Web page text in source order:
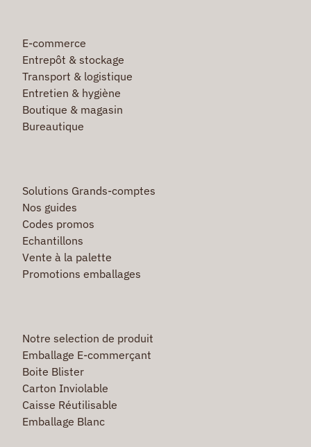
E-commerce
Entrepôt & stockage
Transport & logistique
Entretien & hygiène
Boutique & magasin
Bureautique
Solutions Grands-comptes
Nos guides
Codes promos
Echantillons
Vente à la palette
Promotions emballages
Notre selection de produit
Emballage E-commerçant
Boite Blister
Carton Inviolable
Caisse Réutilisable
Emballage Blanc